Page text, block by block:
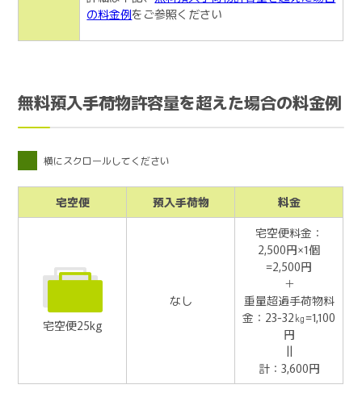
の料金例をご参照ください
無料預入手荷物許容量を超えた場合の料金例
横にスクロールしてください
宅空便 預入手荷物 料金
宅空便25kg
なし
宅空便料金：
2,500円×1個
=2,500円
＋
重量超過手荷物料
金：23-32㎏=1,100
円
||
計：3,600円